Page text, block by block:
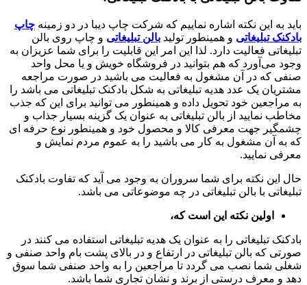
باید به این نکته اشاره نماییم که شرکت چاپ دیبا در دو زمینه چاپ
بادکنک تبلیغاتی و همینطور تولید بالن تبلیغاتی و چاپ روی بالن
تبلیغاتی فعالیت دارد‌. لذا این امر این قابلیت را برای شما عزیزان به
وجود می‌آورد که هم بتوانید در فروشگاه خویش و یا محل واحد
صنفی که در آن مشغول به فعالیت می باشید در صورت مراجعه
مشتریان یک عدد هدیه تبلیغاتی به شکل بادکنک تبلیغاتی می باشد را
به مراجعین خود تحویل داده و همینطور می توانید برای این که جذب
مخاطب نمایید از بالن تبلیغاتی به عنوان یک گزینه بسیار جذاب و
چشمگیر جهت معرفی کالا و محصول خود و همینطور نوع حرفه ای
که به آن مشغول به کار می باشید را به عموم مردم نمایش و
معرفی نمایید.
حال این نکته برای شما سروران به وجود می آید که تفاوت بادکنک
تبلیغاتی با بالن تبلیغاتی در چه موضوعاتی می باشد.
اولین نکته این است که،
بادکنک تبلیغاتی را به عنوان یک هدیه تبلیغاتی استفاده می کنند در
صورتی که بالن تبلیغاتی در ارتفاع و در بالای پشت بام واحد صنفی و
شغلی شما نصب می گردد تا مراجعین را به واحد صنفی شما سوق
دهد و معرف درستی از برند و نشان تجاری شما باشد.